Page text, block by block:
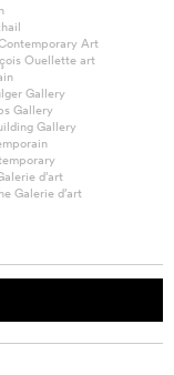
Art
Ouellette art
Gallery
Gallery
Gallery
d’art
Galerie d’art